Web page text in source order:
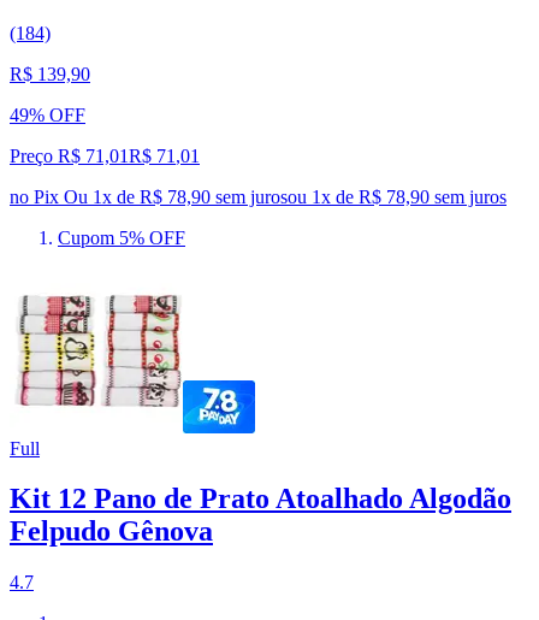
(184)
R$ 139,90
49% OFF
Preço R$ 71,01R$ 71 ,01
no Pix Ou 1x de R$ 78,90 sem jurosou 1x de R$ 78,90 sem juros
Cupom 5% OFF
Full
Kit 12 Pano de Prato Atoalhado Algodão
Felpudo Gênova
4.7